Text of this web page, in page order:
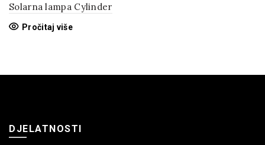
Solarna lampa Cylinder
Pročitaj više
DJELATNOSTI